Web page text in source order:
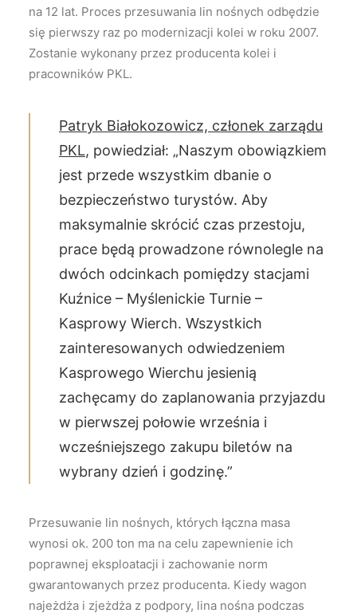
na 12 lat. Proces przesuwania lin nośnych odbędzie
się pierwszy raz po modernizacji kolei w roku 2007.
Zostanie wykonany przez producenta kolei i
pracowników PKL.
Patryk Białokozowicz, członek zarządu
PKL, powiedział: „Naszym obowiązkiem
jest przede wszystkim dbanie o
bezpieczeństwo turystów. Aby
maksymalnie skrócić czas przestoju,
prace będą prowadzone równolegle na
dwóch odcinkach pomiędzy stacjami
Kuźnice – Myślenickie Turnie –
Kasprowy Wierch. Wszystkich
zainteresowanych odwiedzeniem
Kasprowego Wierchu jesienią
zachęcamy do zaplanowania przyjazdu
w pierwszej połowie września i
wcześniejszego zakupu biletów na
wybrany dzień i godzinę.”
Przesuwanie lin nośnych, których łączna masa
wynosi ok. 200 ton ma na celu zapewnienie ich
poprawnej eksploatacji i zachowanie norm
gwarantowanych przez producenta. Kiedy wagon
najeżdża i zjeżdża z podpory, lina nośna podczas